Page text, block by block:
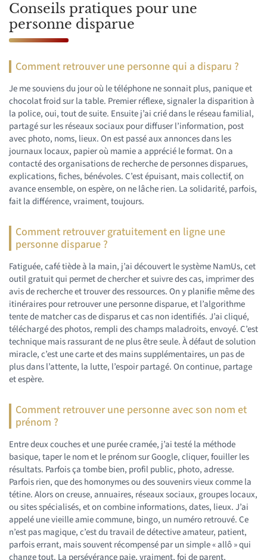
Conseils pratiques pour une
personne disparue
Comment retrouver une personne qui a disparu ?
Je me souviens du jour où le téléphone ne sonnait plus, panique et
chocolat froid sur la table. Premier réflexe, signaler la disparition à
la police, oui, tout de suite. Ensuite j’ai crié dans le réseau familial,
partagé sur les réseaux sociaux pour diffuser l’information, post
avec photo, noms, lieux. On est passé aux annonces dans les
journaux locaux, papier où mamie a apprécié le format. On a
contacté des organisations de recherche de personnes disparues,
explications, fiches, bénévoles. C’est épuisant, mais collectif, on
avance ensemble, on espère, on ne lâche rien. La solidarité, parfois,
fait la différence, vraiment, toujours.
Comment retrouver gratuitement en ligne une
personne disparue ?
Fatiguée, café tiède à la main, j’ai découvert le système NamUs, cet
outil gratuit qui permet de chercher et suivre des cas, imprimer des
avis de recherche et trouver des ressources. On y planifie même des
itinéraires pour retrouver une personne disparue, et l’algorithme
tente de matcher cas de disparus et cas non identifiés. J’ai cliqué,
téléchargé des photos, rempli des champs maladroits, envoyé. C’est
technique mais rassurant de ne plus être seule. À défaut de solution
miracle, c’est une carte et des mains supplémentaires, un pas de
plus dans l’attente, la lutte, l’espoir partagé. On continue, partage
et espère.
Comment retrouver une personne avec son nom et
prénom ?
Entre deux couches et une purée cramée, j’ai testé la méthode
basique, taper le nom et le prénom sur Google, cliquer, fouiller les
résultats. Parfois ça tombe bien, profil public, photo, adresse.
Parfois rien, que des homonymes ou des souvenirs vieux comme la
tétine. Alors on creuse, annuaires, réseaux sociaux, groupes locaux,
ou sites spécialisés, et on combine informations, dates, lieux. J’ai
appelé une vieille amie commune, bingo, un numéro retrouvé. Ce
n’est pas magique, c’est du travail de détective amateur, patient,
parfois errant, mais souvent récompensé par un simple « allô » qui